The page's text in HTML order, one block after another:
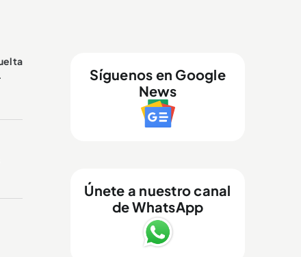
Síguenos en Google
News
Únete a nuestro canal
de WhatsApp